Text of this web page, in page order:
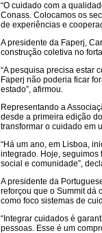
“O cuidado com a
Conass. Colocamos os
de experiências e
A presidente da Faperj,
construção coletiva no
“A pesquisa precisa estar
Faperj não poderia ficar
estado”, afirmou.
Representando a
desde a primeira edição
transformar o cuidado em
“Há um ano, em Lisboa,
integrado. Hoje, seguimos
social e comunidade”,
A presidente da
reforçou que o Summit dá
como foco sistemas de
“Integrar cuidados é
pessoas. Esse é um